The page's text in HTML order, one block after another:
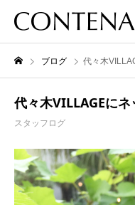
ブログ 代々木
代々木VILLAGEにネ
スタッフログ